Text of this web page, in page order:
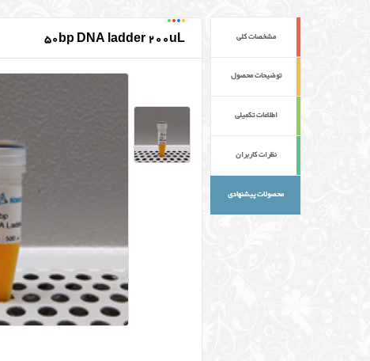
50bp DNA ladder 200uL مشخصات کلی
توضیحات محصول
اطلاعات تکمیلی
نظرات کاربران
محصولات پیشنهادی